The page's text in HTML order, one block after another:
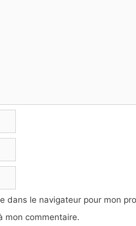
dans le navigateur pour mon
mon commentaire.